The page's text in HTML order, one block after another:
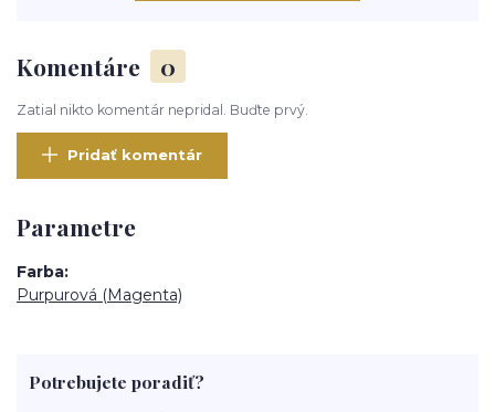
Komentáre 0
Zatial nikto komentár nepridal. Buďte prvý.
Pridať komentár
Parametre
Farba
Purpurová (Magenta)
Potrebujete poradiť?